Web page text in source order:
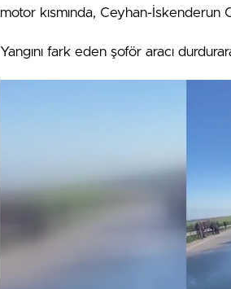
motor kısmında, Ceyhan-İskenderun
Yangını fark eden şoför aracı